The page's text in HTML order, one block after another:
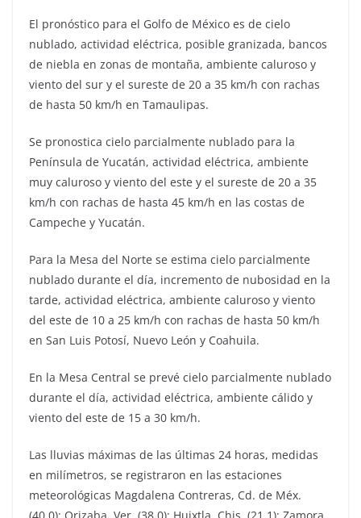
El pronóstico para el Golfo de México es de cielo
nublado, actividad eléctrica, posible granizada, bancos
de niebla en zonas de montaña, ambiente caluroso y
viento del sur y el sureste de 20 a 35 km/h con rachas
de hasta 50 km/h en Tamaulipas.
Se pronostica cielo parcialmente nublado para la
Península de Yucatán, actividad eléctrica, ambiente
muy caluroso y viento del este y el sureste de 20 a 35
km/h con rachas de hasta 45 km/h en las costas de
Campeche y Yucatán.
Para la Mesa del Norte se estima cielo parcialmente
nublado durante el día, incremento de nubosidad en la
tarde, actividad eléctrica, ambiente caluroso y viento
del este de 10 a 25 km/h con rachas de hasta 50 km/h
en San Luis Potosí, Nuevo León y Coahuila.
En la Mesa Central se prevé cielo parcialmente nublado
durante el día, actividad eléctrica, ambiente cálido y
viento del este de 15 a 30 km/h.
Las lluvias máximas de las últimas 24 horas, medidas
en milímetros, se registraron en las estaciones
meteorológicas Magdalena Contreras, Cd. de Méx.